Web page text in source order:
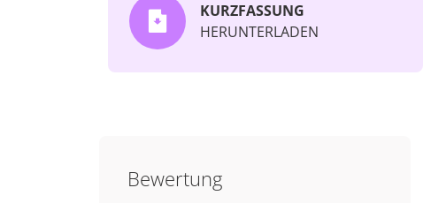
KURZFASSUNG
HERUNTERLADEN
Bewertung